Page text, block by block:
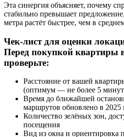
Эта синергия объясняет, почему
стабильно превышает
метра растёт быстрее, чем в
Чек-лист для оценки
Перед покупкой квартиры
проверьте:
Расстояние от вашей
(оптимум — не более 5
Время до ближайшей
маршрутов обновлено в 2025
Количество зелёных зон,
посещения
Вид из окна и ориентировка